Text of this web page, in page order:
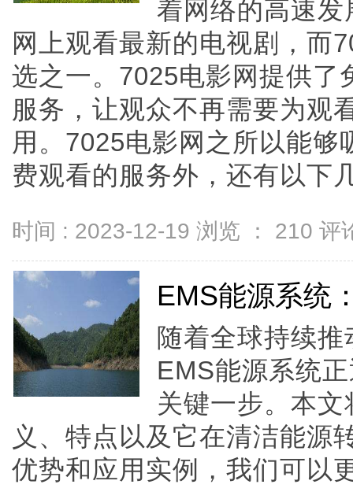
着网络的高速
网上观看最新的电视剧，而
选之一。7025电影网提供了
服务，让观众不再需要为观
用。7025电影网之所以能
费观看的服务外，还有以下
时间 : 2023-12-19 浏览 ： 210 评
EMS能源系统
随着全球持续
EMS能源系统
关键一步。本
义、特点以及它在清洁能源
优势和应用实例，我们可以